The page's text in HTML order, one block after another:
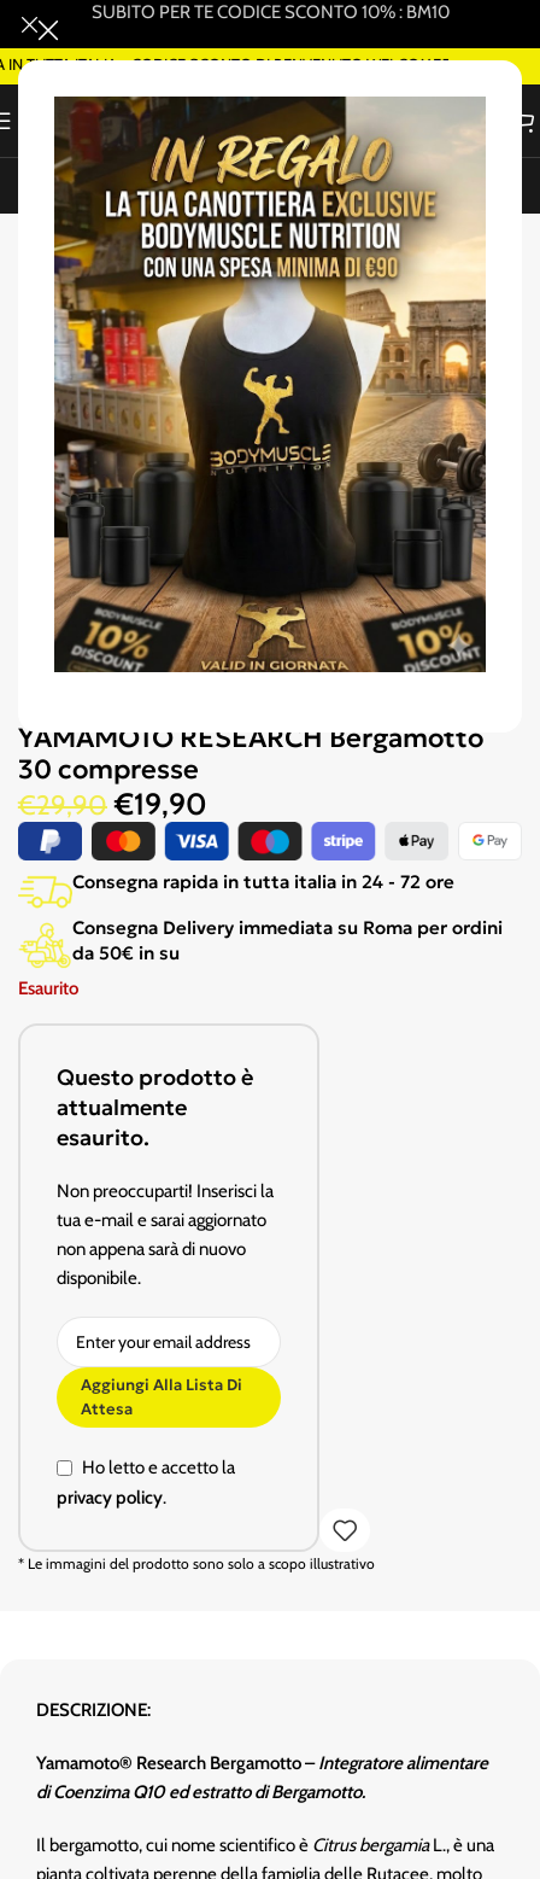
SUBITO PER TE CODICE SCONTO 10% : BM10
ITALIA - CODICE SCONTO DI BENVENUTO WELCOME5
ORDINA SMART DELIVERY SU WHATSAPP (ROMA)
Home/ Salute e benessere
-33%
SOLD OUT
YAMAMOTO RESEARCH Bergamotto
30 compresse
€29,90 €19,90
Consegna rapida in tutta italia in 24 - 72 ore
Consegna Delivery immediata su Roma per ordini
da 50€ in su
Esaurito
Questo prodotto è
attualmente
esaurito.
Non preoccuparti! Inserisci la
tua e-mail e sarai aggiornato
non appena sarà di nuovo
disponibile.
Aggiungi Alla Lista Di
Attesa
Ho letto e accetto la
privacy policy.
* Le immagini del prodotto sono solo a scopo illustrativo
DESCRIZIONE:
Yamamoto® Research Bergamotto –Integratore alimentare
di Coenzima Q10 ed estratto di Bergamotto.
Il bergamotto, cui nome scientifico è Citrus bergamiaL., è una
pianta coltivata perenne della famiglia delle Rutacee, molto